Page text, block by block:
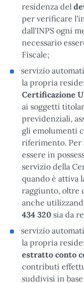
residenza del
per verificare
dall'INPS ogni
necessario
Fiscale;
servizio
la propria
Certificazione
ai soggetti
previdenziali,
gli emolumenti
riferimento. Per
essere in
servizio della
quando è attiva
raggiunto, oltre
anche
434 320 sia da
servizio
la propria
estratto conto
contributi
suddivisi in